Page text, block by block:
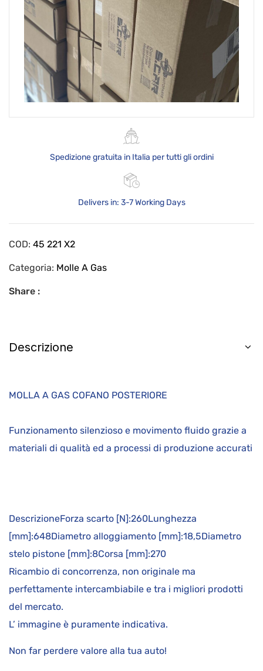
Spedizione gratuita in Italia per tutti gli ordini
Delivers in: 3-7 Working Days
COD: 45 221 X2
Categoria: Molle A Gas
Share :
Descrizione
MOLLA A GAS COFANO POSTERIORE
Funzionamento silenzioso e movimento fluido grazie a
materiali di qualità ed a processi di produzione accurati
DescrizioneForza scarto [N]:260Lunghezza
[mm]:648Diametro alloggiamento [mm]:18,5Diametro
stelo pistone [mm]:8Corsa [mm]:270
Ricambio di concorrenza, non originale ma
perfettamente intercambiabile e tra i migliori prodotti
del mercato.
L’ immagine è puramente indicativa.
Non far perdere valore alla tua auto!